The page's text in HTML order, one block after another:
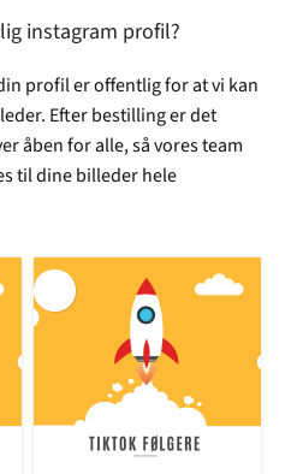
instagram profil?
profil er offentlig for at vi kan
Efter bestilling er det
åben for alle, så vores team
til dine billeder hele